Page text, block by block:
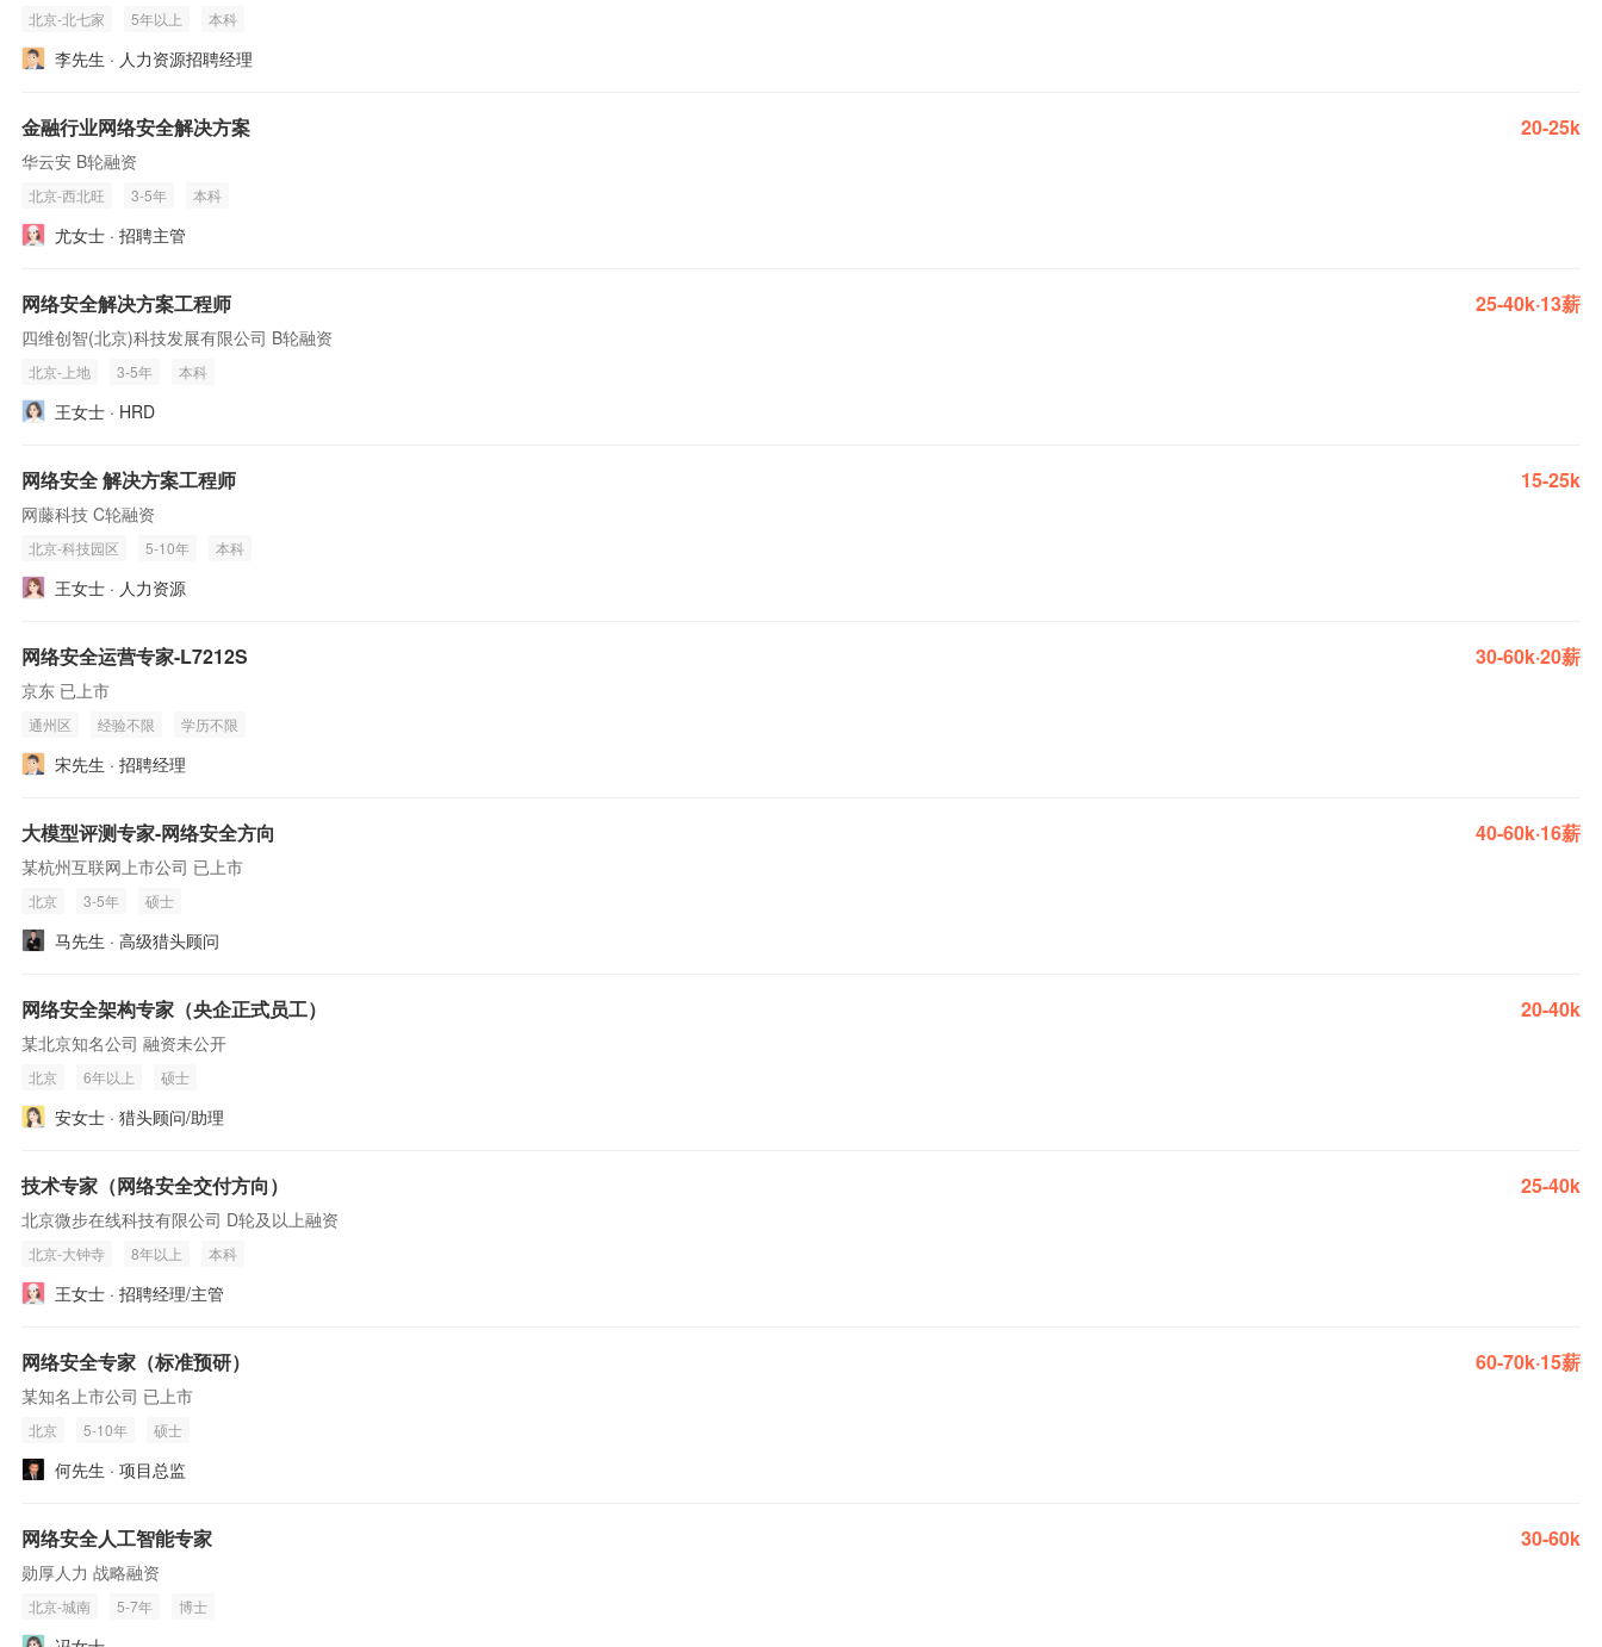
北京-北七家 5年以上 本科
李先生 · 人力资源招聘经理
金融行业网络安全解决方案 20-25k
华云安 B轮融资
北京-西北旺 3-5年 本科
尤女士 · 招聘主管
网络安全解决方案工程师 25-40k·13薪
四维创智(北京)科技发展有限公司 B轮融资
北京-上地 3-5年 本科
王女士 · HRD
网络安全 解决方案工程师 15-25k
网藤科技 C轮融资
北京-科技园区 5-10年 本科
王女士 · 人力资源
网络安全运营专家-L7212S 30-60k·20薪
京东 已上市
通州区 经验不限 学历不限
宋先生 · 招聘经理
大模型评测专家-网络安全方向 40-60k·16薪
某杭州互联网上市公司 已上市
北京 3-5年 硕士
马先生 · 高级猎头顾问
网络安全架构专家（央企正式员工） 20-40k
某北京知名公司 融资未公开
北京 6年以上 硕士
安女士 · 猎头顾问/助理
技术专家（网络安全交付方向） 25-40k
北京微步在线科技有限公司 D轮及以上融资
北京-大钟寺 8年以上 本科
王女士 · 招聘经理/主管
网络安全专家（标准预研） 60-70k·15薪
某知名上市公司 已上市
北京 5-10年 硕士
何先生 · 项目总监
网络安全人工智能专家 30-60k
勋厚人力 战略融资
北京-城南 5-7年 博士